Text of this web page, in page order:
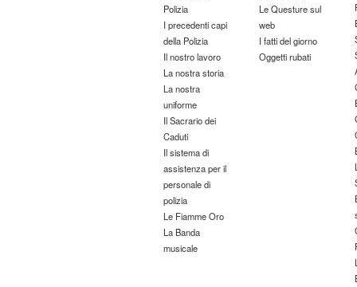
Polizia
I precedenti capi
della Polizia
Il nostro lavoro
La nostra storia
La nostra
uniforme
Il Sacrario dei
Caduti
Il sistema di
assistenza per il
personale di
polizia
Le Fiamme Oro
La Banda
musicale
Le Questure sul
web
I fatti del giorno
Oggetti rubati